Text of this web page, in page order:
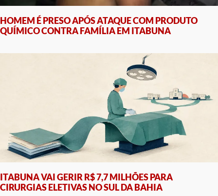
HOMEM É PRESO APÓS ATAQUE COM PRODUTO
QUÍMICO CONTRA FAMÍLIA EM ITABUNA
ITABUNA VAI GERIR R$ 7,7 MILHÕES PARA
CIRURGIAS ELETIVAS NO SUL DA BAHIA